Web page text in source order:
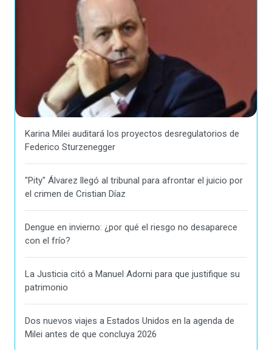
Karina Milei auditará los proyectos desregulatorios de
Federico Sturzenegger
"Pity" Álvarez llegó al tribunal para afrontar el juicio por
el crimen de Cristian Díaz
Dengue en invierno: ¿por qué el riesgo no desaparece
con el frío?
La Justicia citó a Manuel Adorni para que justifique su
patrimonio
Dos nuevos viajes a Estados Unidos en la agenda de
Milei antes de que concluya 2026